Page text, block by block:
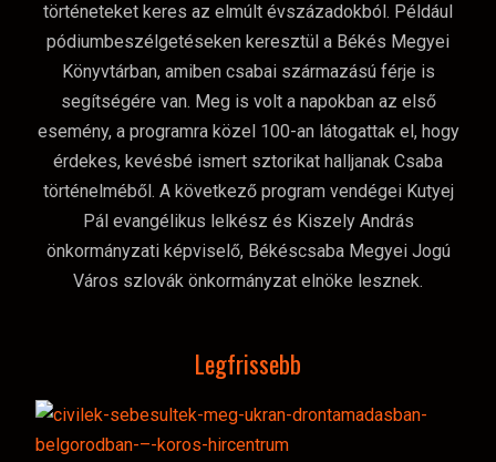
történeteket keres az elmúlt évszázadokból. Például
pódiumbeszélgetéseken keresztül a Békés Megyei
Könyvtárban, amiben csabai származású férje is
segítségére van. Meg is volt a napokban az első
esemény, a programra közel 100-an látogattak el, hogy
érdekes, kevésbé ismert sztorikat halljanak Csaba
történelméből. A következő program vendégei Kutyej
Pál evangélikus lelkész és Kiszely András
önkormányzati képviselő, Békéscsaba Megyei Jogú
Város szlovák önkormányzat elnöke lesznek.
Legfrissebb